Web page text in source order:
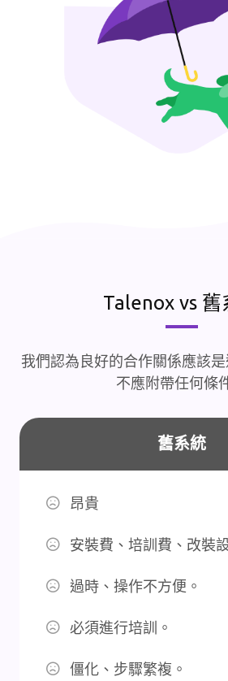
Talenox vs 舊
我們認為良好的合作關係應該
不應附帶任何條
舊系統
昂貴
安裝費、培訓費、改裝
過時、操作不方便。
必須進行培訓。
僵化、步驟繁複。